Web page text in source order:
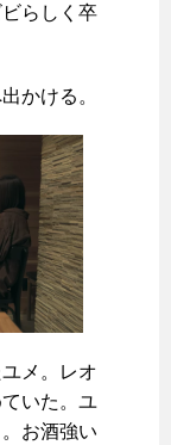
らしく卒
かける。
メ。レオ
いた。ユ
お酒強い